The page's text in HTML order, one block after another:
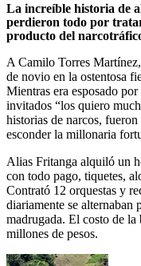
La increíble historia de
perdieron todo por
producto del
A Camilo Torres
de novio en la ostentosa
Mientras era esposado
invitados “los quiero
historias de narcos,
esconder la millonaria
Alias Fritanga alquiló un
con todo pago, tiquetes,
Contrató 12 orquestas y
diariamente se alternaban
madrugada. El costo de
millones de pesos.